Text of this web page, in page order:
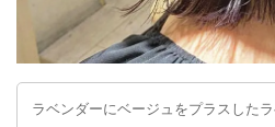
ラベンダーにベージュをプラスした